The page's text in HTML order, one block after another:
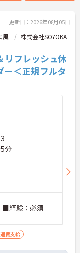
更新日：2026年08月05日
風
株式会社SOYOKA
リフレッシュ休
＜正規フルタ
分
経験：必須
費支給